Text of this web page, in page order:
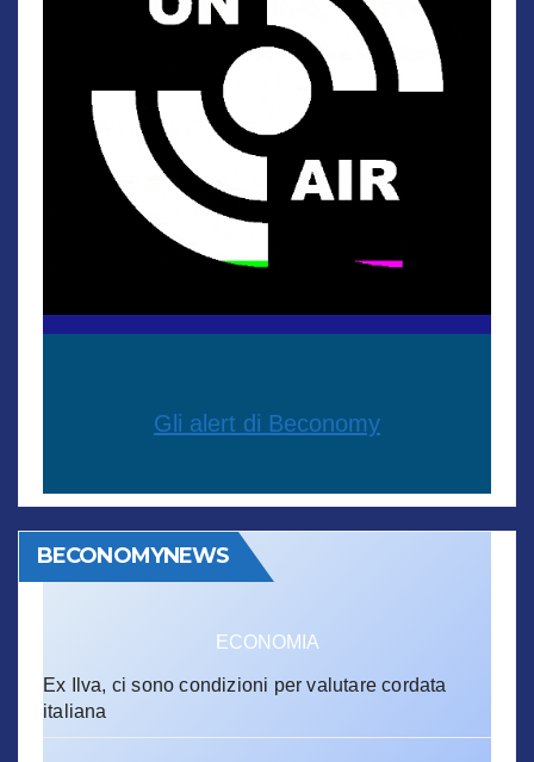
Gli alert di Beconomy
BECONOMYNEWS
ECONOMIA
Ex Ilva, ci sono condizioni per valutare cordata
italiana